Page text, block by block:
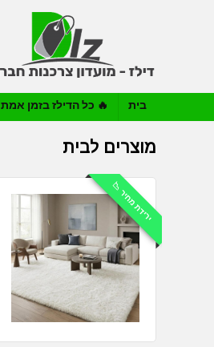
בית 🔥 כל הדילז בזמן אמת
מוצרים לבית
ירידת מחיר 📉